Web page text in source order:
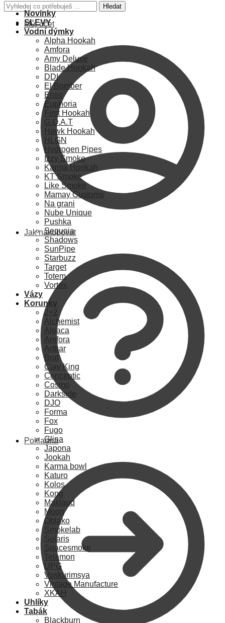
Hledat: Hledat
Můj účet
Jak nakupovat
Pokladna
Novinky
SLEVY
Vodní dýmky
Alpha Hookah
Amfora
Amy Deluxe
Blade Hookah
DDI
El Bomber
Enso
Euphoria
First Hookah
G.O.A.T
Hawk Hookah
HLGN
Hydrogen Pipes
Izzy Smoke
Karma Hookah
KT Smoke
Like Smoke
Mamay Customs
Na grani
Nube Unique
Pushka
Sequoia
Shadows
SunPipe
Starbuzz
Target
Totem
Vortex
Vázy
Korunky
2×2
Alchemist
Alpaca
Amfora
Artbar
Brat
Clay King
Conceptic
Cosmo
Darkside
DJO
Forma
Fox
Fugo
Glina
Japona
Jookah
Karma bowl
Katuro
Kolos
Kong
Maklaud
Moon
Oblako
Smokelab
Solaris
Spacesmoke
Telamon
UPG
Voskurimsya
Vintage Manufacture
XKAH
Uhlíky
Tabák
Blackburn